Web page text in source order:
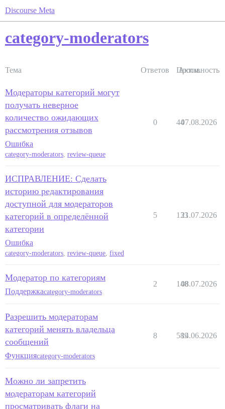
Discourse Meta
category-moderators
Тема Ответов Просм.
Активность
Модераторы категорий могут
получать неверное
количество ожидающих
рассмотрения отзывов
Ошибка
category-moderators, review-queue
0 4407.08.2026
ИСПРАВЛЕНИЕ: Сделать
историю редактирования
доступной для модераторов
категорий в определённой
категории
Ошибка
category-moderators, review-queue, fixed
5 133
21.07.2026
Модератор по категориям
Поддержкаcategory-moderators
2 148
08.07.2026
Разрешить модераторам
категорий менять владельца
сообщений
Функцияcategory-moderators
8 589
14.06.2026
Можно ли запретить
модераторам категорий
просматривать флаги на